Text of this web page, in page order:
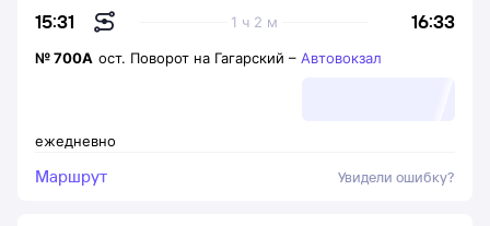
15:31 16:33
1 ч 2 м
ежедневно
№700А ост. Поворот на Гагарский – Автовокзал
Маршрут Увидели ошибку?